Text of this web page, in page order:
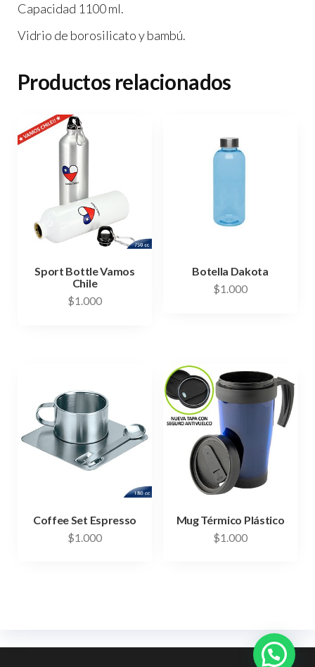
Capacidad 1100 ml.
Vidrio de borosilicato y bambú.
Productos relacionados
Sport Bottle Vamos
Chile
$1.000
Botella Dakota
$1.000
Coffee Set Espresso
$1.000
Mug Térmico Plástico
$1.000